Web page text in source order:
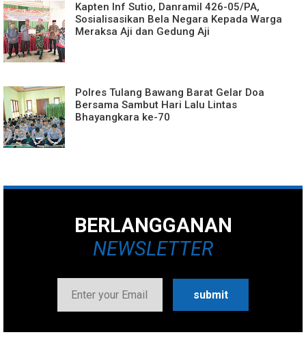
Kapten Inf Sutio, Danramil 426-05/PA,
Sosialisasikan Bela Negara Kepada Warga
Meraksa Aji dan Gedung Aji
Polres Tulang Bawang Barat Gelar Doa
Bersama Sambut Hari Lalu Lintas
Bhayangkara ke-70
BERLANGGANAN
NEWSLETTER